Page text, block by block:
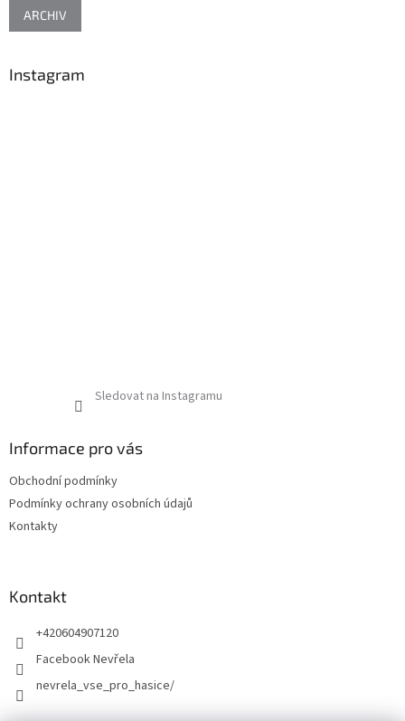
ARCHIV
Instagram
Sledovat na Instagramu
Informace pro vás
Obchodní podmínky
Podmínky ochrany osobních údajů
Kontakty
Kontakt
+420604907120
Facebook Nevřela
nevrela_vse_pro_hasice/